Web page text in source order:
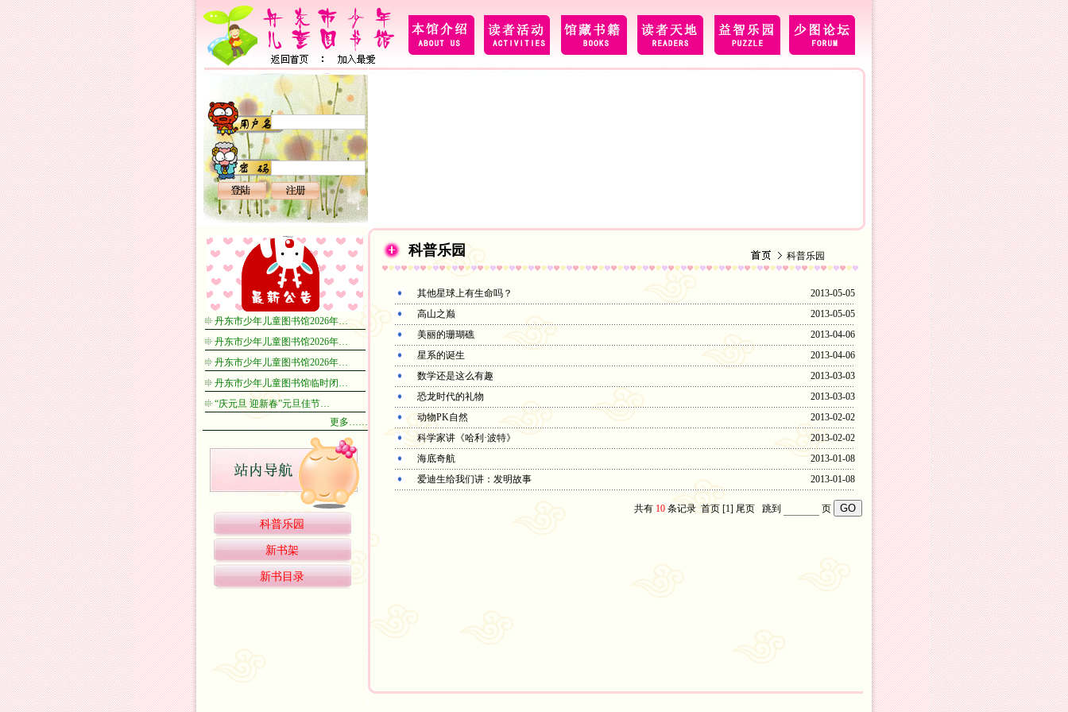
丹东市少年儿童图书馆2026年…
丹东市少年儿童图书馆2026年…
丹东市少年儿童图书馆2026年…
丹东市少年儿童图书馆临时闭…
“庆元旦 迎新春”元旦佳节…
更多……
科普乐园
新书架
新书目录
科普乐园 科普乐园
其他星球上有生命吗？
2013-05-05
高山之巅
2013-05-05
美丽的珊瑚礁
2013-04-06
星系的诞生
2013-04-06
数学还是这么有趣
2013-03-03
恐龙时代的礼物
2013-03-03
动物PK自然
2013-02-02
科学家讲《哈利·波特》
2013-02-02
海底奇航
2013-01-08
爱迪生给我们讲：发明故事
2013-01-08
共有 10 条记录 首页 [1] 尾页 跳到 页